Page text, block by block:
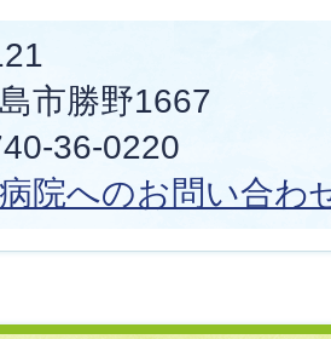
市勝野1667
36-0220
院へのお問い合わ